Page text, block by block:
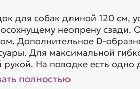
для собак длиной 120 см,
неопрену сзади.
Дополнительное D-
Для максимальной
рукой. На поводке есть одно
полностью